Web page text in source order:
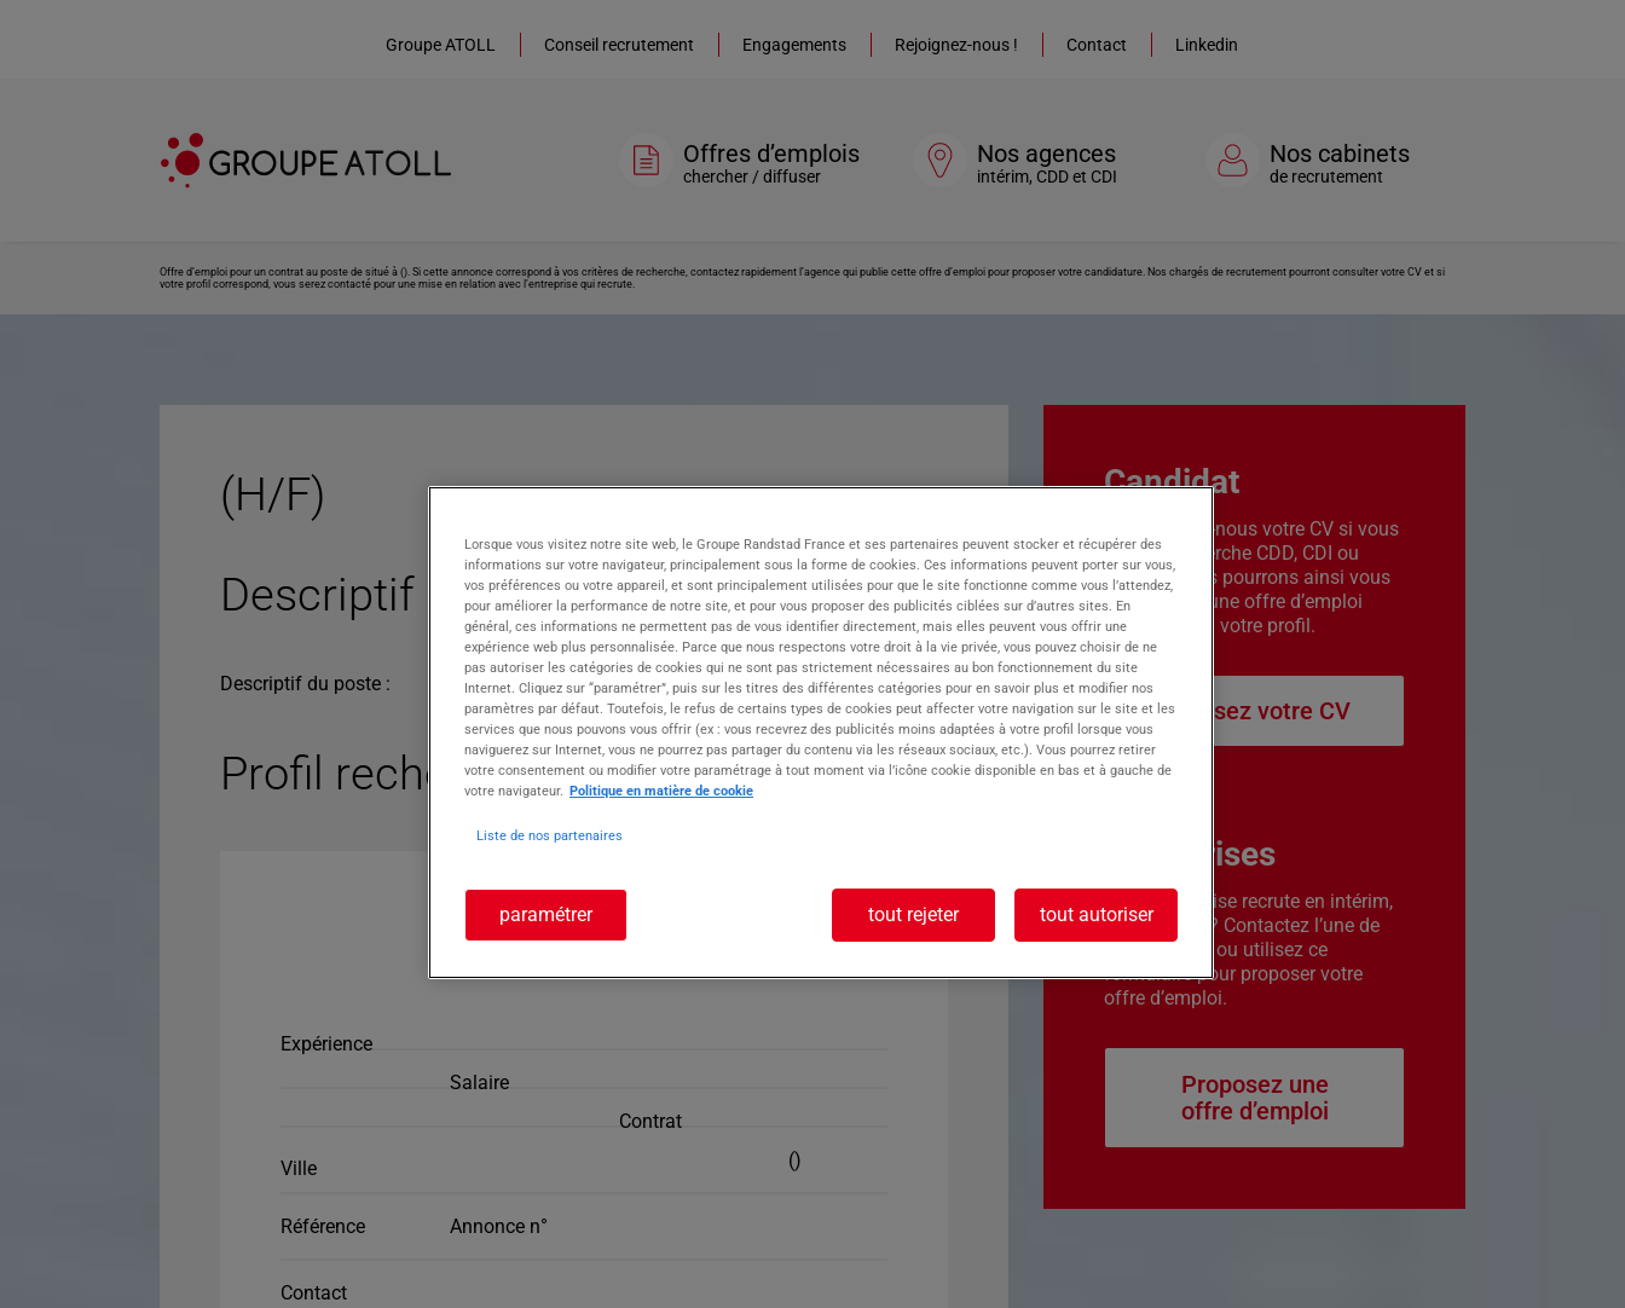
Groupe ATOLL Conseil recrutement Engagements Rejoignez-nous ! Contact Linkedin
Offres d’emplois
chercher / diffuser
Nos agences
intérim, CDD et CDI
Nos cabinets
de recrutement
Offre d’emploi pour un contrat au poste de situé à (). Si cette annonce correspond à vos critères de recherche, contactez rapidement l’agence qui publie cette offre d’emploi pour proposer votre candidature. Nos chargés de recrutement pourront consulter votre CV et si
votre profil correspond, vous serez contacté pour une mise en relation avec l’entreprise qui recrute.
(H/F)
Descriptif du poste :
Descriptif du poste :
Profil recherché
Expérience
Salaire
Contrat
Ville ()
Référence Annonce n°
Contact
Candidat
Transmettez-nous votre CV si vous
êtes en recherche CDD, CDI ou
intérim. Nous pourrons ainsi vous
contacter si une offre d’emploi
correspond à votre profil.
Déposez votre CV
Entreprises
Votre entreprise recrute en intérim,
CDD ou CDI ? Contactez l’une de
nos agences ou utilisez ce
formulaire pour proposer votre
offre d’emploi.
Proposez une
offre d’emploi
Lorsque vous visitez notre site web, le Groupe Randstad France et ses partenaires peuvent stocker et récupérer des
informations sur votre navigateur, principalement sous la forme de cookies. Ces informations peuvent porter sur vous,
vos préférences ou votre appareil, et sont principalement utilisées pour que le site fonctionne comme vous l’attendez,
pour améliorer la performance de notre site, et pour vous proposer des publicités ciblées sur d’autres sites. En
général, ces informations ne permettent pas de vous identifier directement, mais elles peuvent vous offrir une
expérience web plus personnalisée. Parce que nous respectons votre droit à la vie privée, vous pouvez choisir de ne
pas autoriser les catégories de cookies qui ne sont pas strictement nécessaires au bon fonctionnement du site
Internet. Cliquez sur “paramétrer”, puis sur les titres des différentes catégories pour en savoir plus et modifier nos
paramètres par défaut. Toutefois, le refus de certains types de cookies peut affecter votre navigation sur le site et les
services que nous pouvons vous offrir (ex : vous recevrez des publicités moins adaptées à votre profil lorsque vous
naviguerez sur Internet, vous ne pourrez pas partager du contenu via les réseaux sociaux, etc.). Vous pourrez retirer
votre consentement ou modifier votre paramétrage à tout moment via l’icône cookie disponible en bas et à gauche de
votre navigateur. Politique en matière de cookie
Liste de nos partenaires
paramétrer tout rejeter tout autoriser